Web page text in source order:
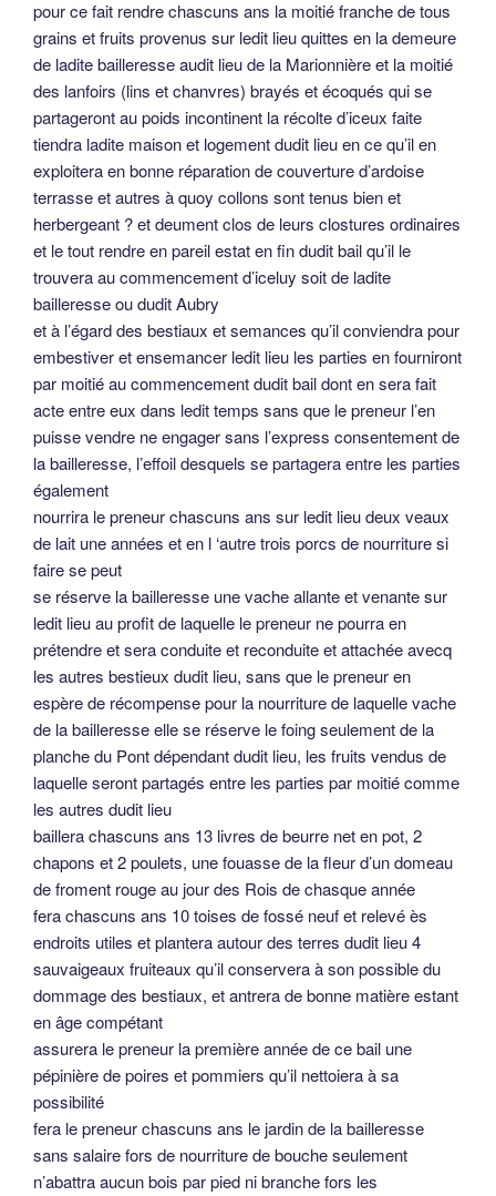
pour ce fait rendre chascuns ans la moitié franche de tous
grains et fruits provenus sur ledit lieu quittes en la demeure
de ladite bailleresse audit lieu de la Marionnière et la moitié
des lanfoirs (lins et chanvres) brayés et écoqués qui se
partageront au poids incontinent la récolte d’iceux faite
tiendra ladite maison et logement dudit lieu en ce qu’il en
exploitera en bonne réparation de couverture d’ardoise
terrasse et autres à quoy collons sont tenus bien et
herbergeant ? et deument clos de leurs clostures ordinaires
et le tout rendre en pareil estat en fin dudit bail qu’il le
trouvera au commencement d’iceluy soit de ladite
bailleresse ou dudit Aubry
et à l’égard des bestiaux et semances qu’il conviendra pour
embestiver et ensemancer ledit lieu les parties en fourniront
par moitié au commencement dudit bail dont en sera fait
acte entre eux dans ledit temps sans que le preneur l’en
puisse vendre ne engager sans l’express consentement de
la bailleresse, l’effoil desquels se partagera entre les parties
également
nourrira le preneur chascuns ans sur ledit lieu deux veaux
de lait une années et en l ‘autre trois porcs de nourriture si
faire se peut
se réserve la bailleresse une vache allante et venante sur
ledit lieu au profit de laquelle le preneur ne pourra en
prétendre et sera conduite et reconduite et attachée avecq
les autres bestieux dudit lieu, sans que le preneur en
espère de récompense pour la nourriture de laquelle vache
de la bailleresse elle se réserve le foing seulement de la
planche du Pont dépendant dudit lieu, les fruits vendus de
laquelle seront partagés entre les parties par moitié comme
les autres dudit lieu
baillera chascuns ans 13 livres de beurre net en pot, 2
chapons et 2 poulets, une fouasse de la fleur d’un domeau
de froment rouge au jour des Rois de chasque année
fera chascuns ans 10 toises de fossé neuf et relevé ès
endroits utiles et plantera autour des terres dudit lieu 4
sauvaigeaux fruiteaux qu’il conservera à son possible du
dommage des bestiaux, et antrera de bonne matière estant
en âge compétant
assurera le preneur la première année de ce bail une
pépinière de poires et pommiers qu’il nettoiera à sa
possibilité
fera le preneur chascuns ans le jardin de la bailleresse
sans salaire fors de nourriture de bouche seulement
n’abattra aucun bois par pied ni branche fors les